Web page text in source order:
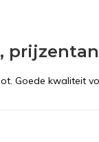
Goede kwaliteit